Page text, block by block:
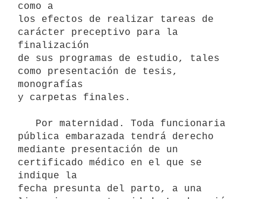
como a
los efectos de realizar tareas de
carácter preceptivo para la
finalización
de sus programas de estudio, tales
como presentación de tesis,
monografías
y carpetas finales.
pública embarazada tendrá derecho
mediante presentación de un
certificado médico en el que se
indique la
fecha presunta del parto, a una